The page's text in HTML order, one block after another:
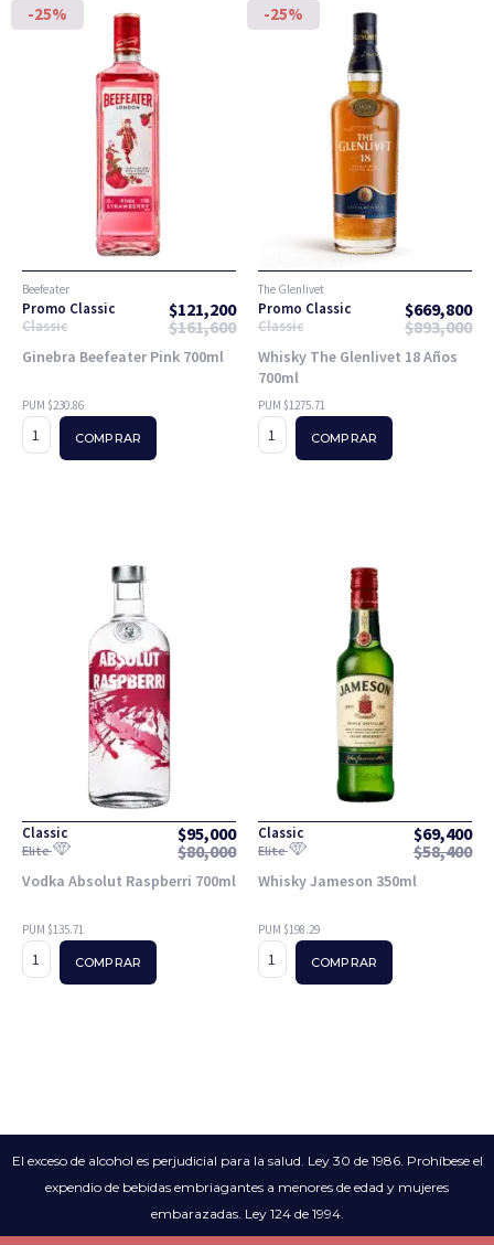
-25%
Beefeater
Promo Classic $121,200
Classic $161,600
Ginebra Beefeater Pink 700ml
PUM $230.86
COMPRAR
-25%
The Glenlivet
Promo Classic $669,800
Classic $893,000
Whisky The Glenlivet 18 Años
700ml
PUM $1275.71
COMPRAR
Classic $95,000
Elite $80,000
Vodka Absolut Raspberri 700ml
PUM $135.71
COMPRAR
Classic $69,400
Elite $58,400
Whisky Jameson 350ml
PUM $198.29
COMPRAR
El exceso de alcohol es perjudicial para la salud. Ley 30 de 1986. Prohíbese el
expendio de bebidas embriagantes a menores de edad y mujeres
embarazadas. Ley 124 de 1994.